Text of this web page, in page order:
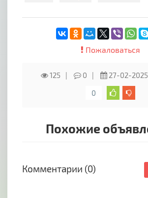
привычным телефонам /
Telegram/ или через сайт ?//
? Доставка бесплатная,
СДЕКом или Почтой России ( от 3
дальнейшем - при покупке от 20
скидки на весь заказ.
Пожаловаться
125 0
27-02-
0
Похожие
Комментарии (0)